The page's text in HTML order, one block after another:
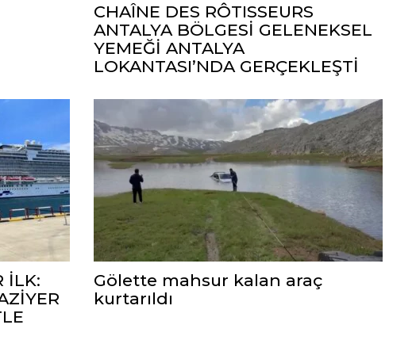
CHAÎNE DES RÔTISSEURS
ANTALYA BÖLGESİ GELENEKSEL
YEMEĞİ ANTALYA
LOKANTASI’NDA GERÇEKLEŞTİ
İLK:
Gölette mahsur kalan araç
kurtarıldı